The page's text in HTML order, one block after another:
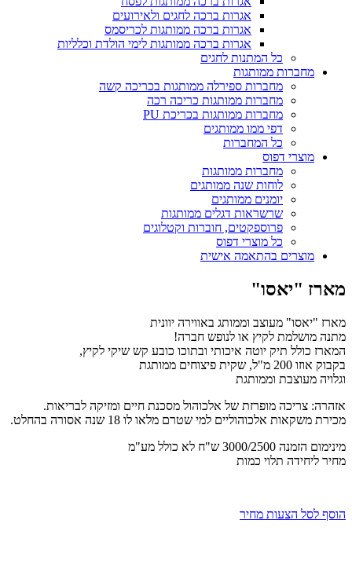
אגרות ברכה לחגים ולאירועים
אגרות ברכה ממותגות לכריסמס
אגרות ברכה ממותגות לימי הולדת וכלליות
כל המתנות לחגים
מחברות ממותגות
מחברות ספירלה ממותגות בכריכה קשה
מחברות ממותגות כריכה רכה
מחברות ממותגות בכריכת PU
דפי ממו ממותגים
כל המחברות
מוצרי דפוס
מחברות ממותגות
לוחות שנה ממותגים
יומנים ממותגים
שרשראות דגלים ממותגות
פרוספקטים, חוברות וקטלוגים
כל מוצרי דפוס
מוצרים בהתאמה אישית
מארז "יאסו"
מארז "יאסו" מעוצב וממותג באווירה יוונית
מתנה מושלמת לקיץ או לנופש חברה!
המארז כולל תיק יוטה איכותי ובתוכו כובע קש שיקי לקיץ,
בקבוק אוזו 200 מ"ל, שקית פיצוחים ממותגת
וגלויה מעוצבת וממותגת
אזהרה: צריכה מופרזת של אלכוהול מסכנת חיים ומזיקה לבריאות.
מכירת משקאות אלכוהוליים למי שטרם מלאו לו 18 שנה אסורה בהחלט.
מינימום הזמנה 3000/2500 ש"ח לא כולל מע"מ
מחיר ליחידה תלוי כמות
הוסף לסל הצעות מחיר